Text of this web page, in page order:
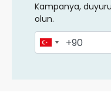
Kampanya,
olun.